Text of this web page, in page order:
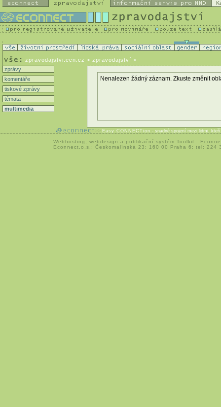
zpravodajstvi.ecn.cz > zpravodajství >
zprávy
komentáře
tiskové zprávy
témata
multimedia
Nenalezen žádný záznam. Zkuste změnit
Easy CONNECTion - snadné spojení mezi lidmi,
Webhosting webdesign a publikační systém Toolkit -
Econnect,o.s.; Českomalínská 23; 160 00 Praha 6; tel: 224